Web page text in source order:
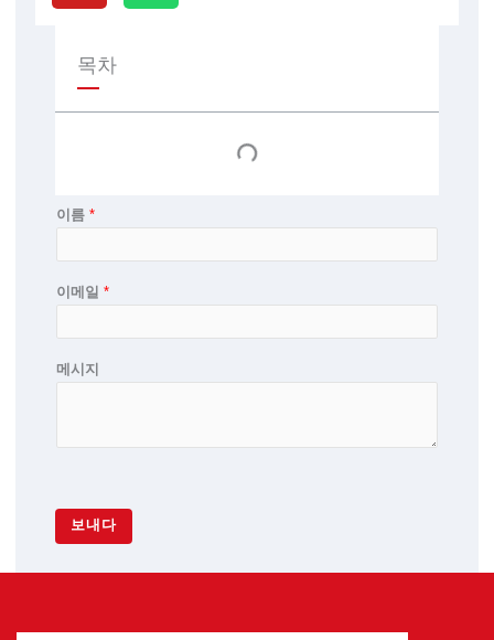
p
목차
이름 *
이메일 *
메시지
보내다